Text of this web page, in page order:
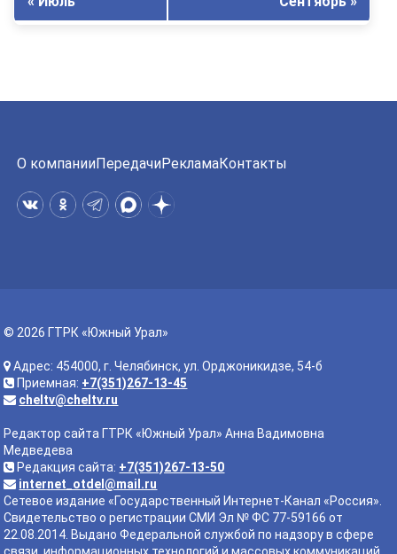
О компанииПередачиРекламаКонтакты
© 2026 ГТРК «Южный Урал»
Адрес: 454000, г. Челябинск, ул. Орджоникидзе, 54-б
Приемная: +7(351)267-13-45
cheltv@cheltv.ru
Редактор сайта ГТРК «Южный Урал» Анна Вадимовна
Медведева
Редакция сайта: +7(351)267-13-50
internet_otdel@mail.ru
Сетевое издание «Государственный Интернет-Канал «Россия».
Свидетельство о регистрации СМИ Эл № ФС 77-59166 от
22.08.2014. Выдано Федеральной службой по надзору в сфере